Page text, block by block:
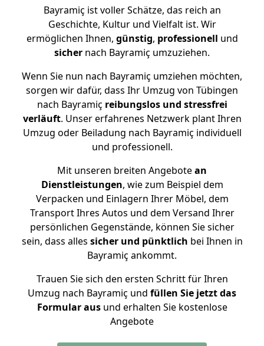
Bayramiç ist voller Schätze, das reich an
Geschichte, Kultur und Vielfalt ist. Wir
ermöglichen Ihnen, günstig, professionell und
sicher nach Bayramiç umzuziehen.
Wenn Sie nun nach Bayramiç umziehen möchten,
sorgen wir dafür, dass Ihr Umzug von Tübingen
nach Bayramiç reibungslos und stressfrei
verläuft. Unser erfahrenes Netzwerk plant Ihren
Umzug oder Beiladung nach Bayramiç individuell
und professionell.
Mit unseren breiten Angebotean
Dienstleistungen, wie zum Beispiel dem
Verpacken und Einlagern Ihrer Möbel, dem
Transport Ihres Autos und dem Versand Ihrer
persönlichen Gegenstände, können Sie sicher
sein, dass alles sicher und pünktlich bei Ihnen in
Bayramiç ankommt.
Trauen Sie sich den ersten Schritt für Ihren
Umzug nach Bayramiç und füllen Sie jetzt das
Formular ausund erhalten Sie kostenlose
Angebote